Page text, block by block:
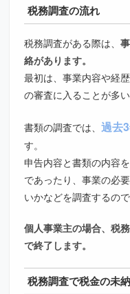
税務調査の流れ
税務調査がある際は、
絡があります。
最初は、事業内容や経
の審査に入ることが多い
書類の調査では、過去
す。
申告内容と書類の内容
であったり、事業の必
いかなどを調査するので
個人事業主の場合、税
で終了します。
税務調査で税金の未